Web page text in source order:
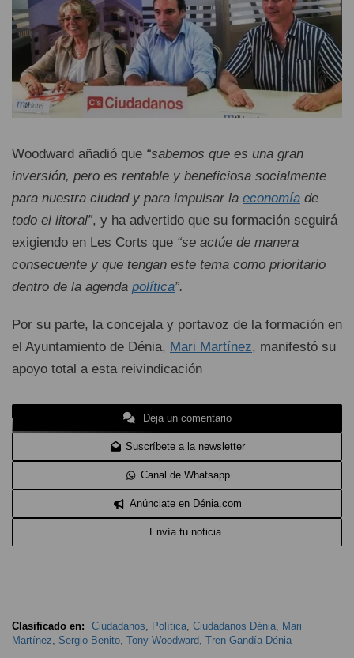
Woodward añadió que “sabemos que es una gran
inversión, pero es rentable y beneficiosa socialmente
para nuestra ciudad y para impulsar la economía de
todo el litoral”, y ha advertido que su formación seguirá
exigiendo en Les Corts que “se actúe de manera
consecuente y que tengan este tema como prioritario
dentro de la agenda política”.
Por su parte, la concejala y portavoz de la formación en
el Ayuntamiento de Dénia, Mari Martínez, manifestó su
apoyo total a esta reivindicación
Deja un comentario
Suscríbete a la newsletter
Canal de Whatsapp
Anúnciate en Dénia.com
Envía tu noticia
Clasificado en: Ciudadanos, Política, Ciudadanos Dénia, Mari
Martínez, Sergio Benito, Tony Woodward, Tren Gandía Dénia